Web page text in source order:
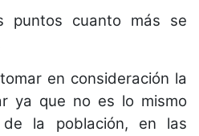
puntos cuanto más se
en consideración la
ya que no es lo mismo
la población, en las